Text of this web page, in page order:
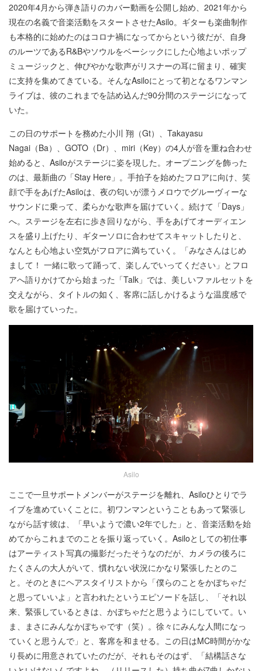
2020年4月から弾き語りのカバー動画を公開し始め、2021年から
現在の名義で音楽活動をスタートさせたAsilo。ギターも楽曲制作
も本格的に始めたのはコロナ禍になってからという彼だが、自身
のルーツであるR&Bやソウルをベーシックにした心地よいポップ
ミュージックと、伸びやかな歌声がリスナーの耳に留まり、確実
に支持を集めてきている。そんなAsiloにとって初となるワンマン
ライブは、彼のこれまでを詰め込んだ90分間のステージになって
いた。
この日のサポートを務めた小川 翔（Gt）、Takayasu
Nagai（Ba）、GOTO（Dr）、miri（Key）の4人が音を重ね合わせ
始めると、Asiloがステージに姿を現した。オープニングを飾った
のは、最新曲の「Stay Here」。手拍子を始めたフロアに向け、笑
顔で手をあげたAsiloは、夜の匂いが漂うメロウでグルーヴィーな
サウンドに乗って、柔らかな歌声を届けていく。続けて「Days」
へ。ステージを左右に歩き回りながら、手をあげてオーディエン
スを盛り上げたり、ギターソロに合わせてスキャットしたりと、
なんとも心地よい空気がフロアに満ちていく。「みなさんはじめ
まして！ 一緒に歌って踊って、楽しんでいってください」とフロ
アへ語りかけてから始まった「Talk」では、美しいファルセットを
交えながら、タイトルの如く、客席に話しかけるような温度感で
歌を届けていった。
Asilo
ここで一旦サポートメンバーがステージを離れ、Asiloひとりでラ
イブを進めていくことに。初ワンマンということもあって緊張し
ながら話す彼は、「早いようで濃い2年でした」と、音楽活動を始
めてからこれまでのことを振り返っていく。Asiloとしての初仕事
はアーティスト写真の撮影だったそうなのだが、カメラの後ろに
たくさんの大人がいて、慣れない状況にかなり緊張したとのこ
と。そのときにヘアスタイリストから「僕らのことをかぼちゃだ
と思っていいよ」と言われたというエピソードを話し、「それ以
来、緊張しているときは、かぼちゃだと思うようにしていて。い
ま、まさにみんなかぼちゃです（笑）。徐々にみんな人間になっ
ていくと思うんで」と、客席を和ませる。この日はMC時間がかな
り長めに用意されていたのだが、それもそのはず、「結構話さな